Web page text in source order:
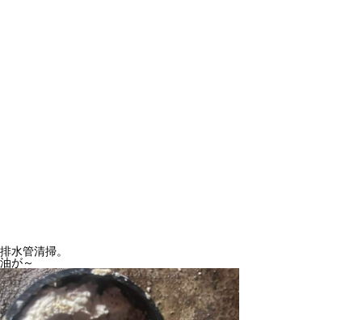
排水管清掃。
油が～